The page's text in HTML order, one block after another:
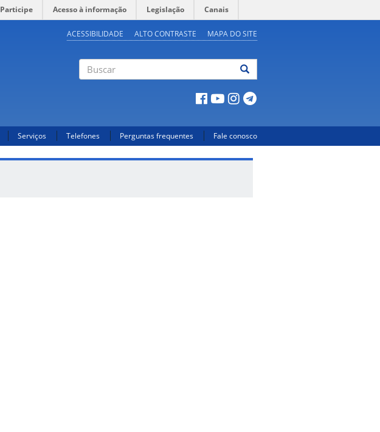
Participe Acesso à informação Legislação Canais
ACESSIBILIDADE ALTO CONTRASTE MAPA DO SITE
Serviços Telefones Perguntas frequentes Fale conosco